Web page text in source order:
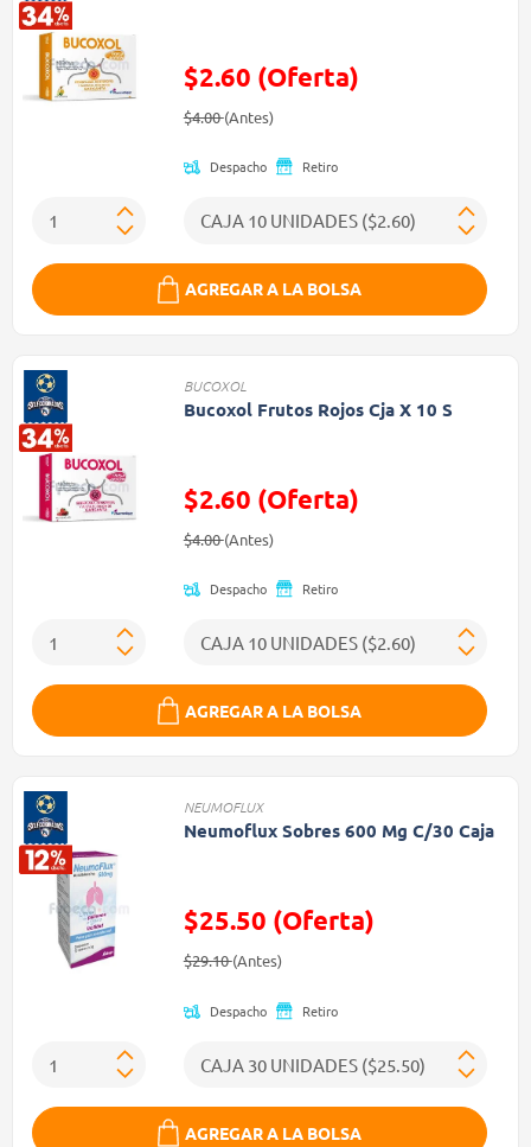
$2.60 (Oferta)
Precio reducido de
$4.00(Antes)(Oferta)
Despacho Retiro
AGREGAR A LA BOLSA
BUCOXOL
Bucoxol Frutos Rojos Cja X 10 S
$2.60 (Oferta)
Precio reducido de
$4.00(Antes)(Oferta)
Despacho Retiro
AGREGAR A LA BOLSA
NEUMOFLUX
Neumoflux Sobres 600 Mg C/30 Caja
$25.50 (Oferta)
Precio reducido de
$29.10(Antes)(Oferta)
Despacho Retiro
AGREGAR A LA BOLSA